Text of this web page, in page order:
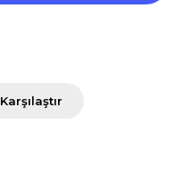
Karşılaştır